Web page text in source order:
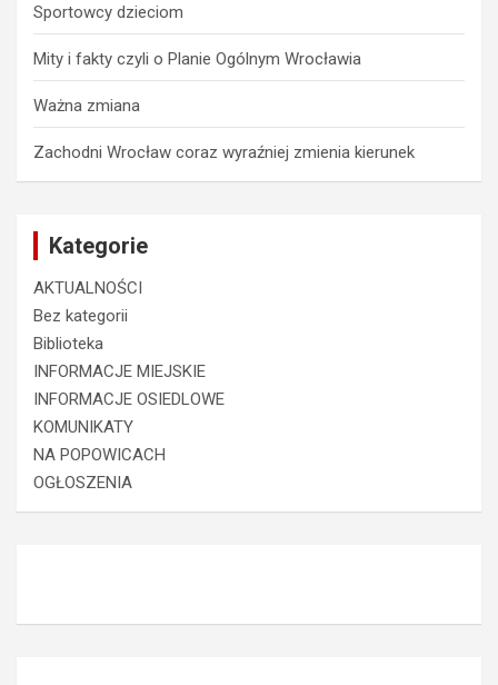
Sportowcy dzieciom
Mity i fakty czyli o Planie Ogólnym Wrocławia
Ważna zmiana
Zachodni Wrocław coraz wyraźniej zmienia kierunek
Kategorie
AKTUALNOŚCI
Bez kategorii
Biblioteka
INFORMACJE MIEJSKIE
INFORMACJE OSIEDLOWE
KOMUNIKATY
NA POPOWICACH
OGŁOSZENIA